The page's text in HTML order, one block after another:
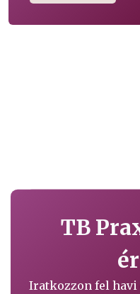
TB
Iratkozzon fel